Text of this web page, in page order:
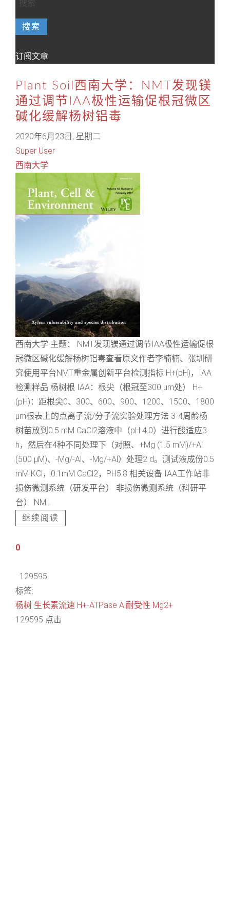
搜索
订阅文章
Plant Soil西南大学：NMT发现镁
通过调节IAA极性运输促根冠微区
碱化缓解杨树铝毒
2020年6月23日, 星期二
Super User
西南大学
西南大学 主题： NMT发现镁通过调节IAA极性运输促根
冠微区碱化缓解杨树铝毒查看原文作者李楠楠、张圳研
究使用平台NMT重金属创新平台检测指标 H+(pH)，IAA
检测样品 杨树根 IAA：根尖（根冠至300 μm处） H+
(pH)：距根尖0、300、600、900、1200、1500、1800
μm根表上的点离子流/分子流实验处理方法 3-4周龄杨
树苗放到0.5 mM CaCl2溶液中（pH 4.0）进行酸适应3
h，然后在4种不同处理下（对照、+Mg (1.5 mM)/+Al
(500 μM)、-Mg/-Al、-Mg/+Al）处理2 d。测试液成份0.5
mM KCl，0.1mM CaCl2，PH5.8 相关设备 IAA工作站非
损伤微测系统（研发平台） 非损伤微测系统（科研平
台） NM...
继续阅读
0
129595
标签:
杨树 生长素流速 H+-ATPase Al耐受性 Mg2+
129595 点击